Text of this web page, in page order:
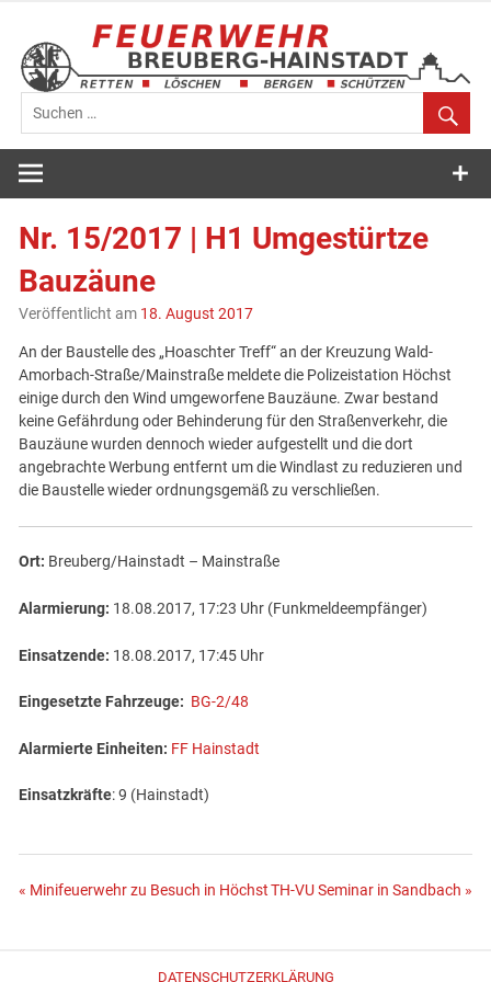
springen
Feuerwehr
Breuberg-
Hainstadt
Nr. 15/2017 | H1 Umgestürtze
Bauzäune
Veröffentlicht am 18. August 2017
An der Baustelle des „Hoaschter Treff“ an der Kreuzung Wald-
Amorbach-Straße/Mainstraße meldete die Polizeistation Höchst
einige durch den Wind umgeworfene Bauzäune. Zwar bestand
keine Gefährdung oder Behinderung für den Straßenverkehr, die
Bauzäune wurden dennoch wieder aufgestellt und die dort
angebrachte Werbung entfernt um die Windlast zu reduzieren und
die Baustelle wieder ordnungsgemäß zu verschließen.
Ort: Breuberg/Hainstadt – Mainstraße
Alarmierung: 18.08.2017, 17:23 Uhr (Funkmeldeempfänger)
Einsatzende: 18.08.2017, 17:45 Uhr
Eingesetzte Fahrzeuge: BG-2/48
Alarmierte Einheiten: FF Hainstadt
Einsatzkräfte: 9 (Hainstadt)
Beitragsnavigation
« Minifeuerwehr zu Besuch in HöchstTH-VU Seminar in Sandbach »
DATENSCHUTZERKLÄRUNG